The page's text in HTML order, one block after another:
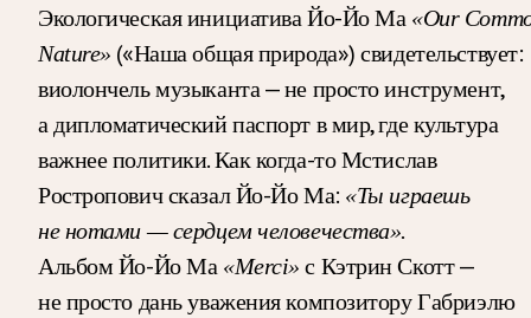
Экологическая инициатива Йо-Йо Ма «Our
Nature» («Наша общая природа») свидетельствует:
виолончель музыканта — не просто инструмент,
а дипломатический паспорт в мир, где культура
важнее политики. Как когда-то Мстислав
Ростропович сказал Йо-Йо Ма: «Ты играешь
не нотами — сердцем человечества».
Альбом Йо-Йо Ма «Merci» с Кэтрин Скотт —
не просто дань уважения композитору Габриэлю